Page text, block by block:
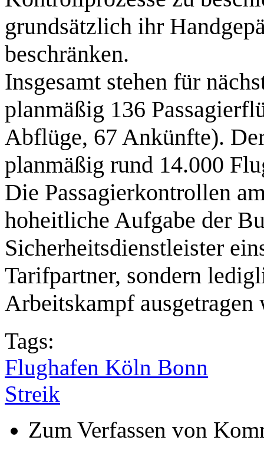
grundsätzlich ihr
beschränken.
Insgesamt stehen für
planmäßig 136
Abflüge, 67 Ankünfte).
planmäßig rund 14.000
Die Passagierkontrollen
hoheitliche Aufgabe der
Sicherheitsdienstleister
Tarifpartner, sondern
Arbeitskampf ausgetragen
Tags:
Flughafen Köln Bonn
Streik
Zum Verfassen von